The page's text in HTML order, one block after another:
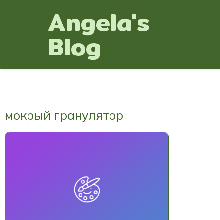
Angela's
Blog
мокрый гранулятор